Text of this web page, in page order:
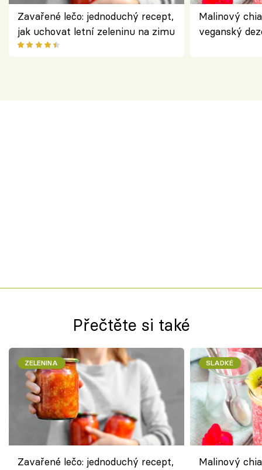
Zavařené lečo: jednoduchý recept,
jak uchovat letní zeleninu na zimu
Malinový
veganský
Přečtěte si také
ZELENINA
Zavařené lečo: jednoduchý recept,
SLADKÉ
Malinový